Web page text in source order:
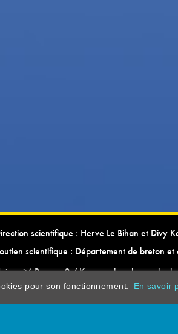
scientifique : Herve Le Bihan et Divy
scientifique : Département de breton et
Rennes 2 / Kevrenn brezhoneg ha
pour son fonctionnement. En savoir